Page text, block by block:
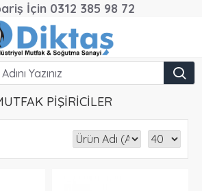
İçin 0312 385 98 72
PİŞİRİCİLER